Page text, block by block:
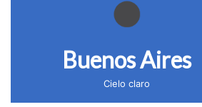
Buenos Aires
Cielo claro